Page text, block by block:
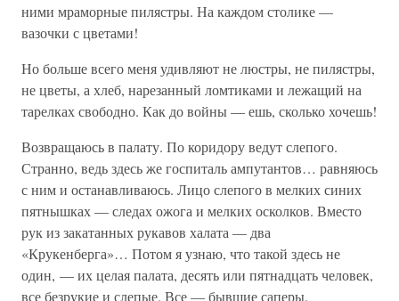
ними мраморные пилястры. На каждом столике —
вазочки с цветами!
Но больше всего меня удивляют не люстры, не пилястры,
не цветы, а хлеб, нарезанный ломтиками и лежащий на
тарелках свободно. Как до войны — ешь, сколько хочешь!
Возвращаюсь в палату. По коридору ведут слепого.
Странно, ведь здесь же госпиталь ампутантов… равняюсь
с ним и останавливаюсь. Лицо слепого в мелких синих
пятнышках — следах ожога и мелких осколков. Вместо
рук из закатанных рукавов халата — два
«Крукенберга»… Потом я узнаю, что такой здесь не
один, — их целая палата, десять или пятнадцать человек,
все безрукие и слепые. Все — бывшие саперы.